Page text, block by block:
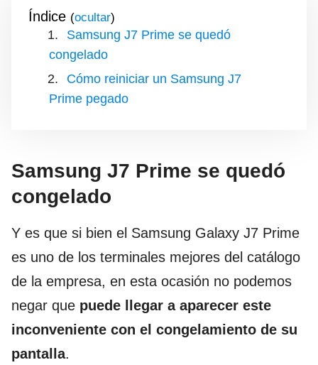
Índice ( )
Samsung J7 Prime se quedó
congelado
Cómo reiniciar un Samsung J7
Prime pegado
Samsung J7 Prime se quedó
congelado
Y es que si bien el Samsung Galaxy J7 Prime
es uno de los terminales mejores del catálogo
de la empresa, en esta ocasión no podemos
negar que puede llegar a aparecer este
inconveniente con el congelamiento de su
pantalla.